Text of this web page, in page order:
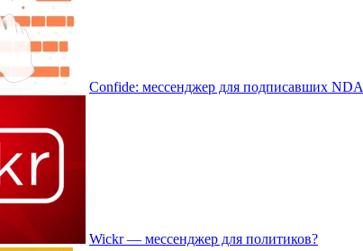
Confide: мессенджер для подписавших NDA
Wickr — мессенджер для политиков?